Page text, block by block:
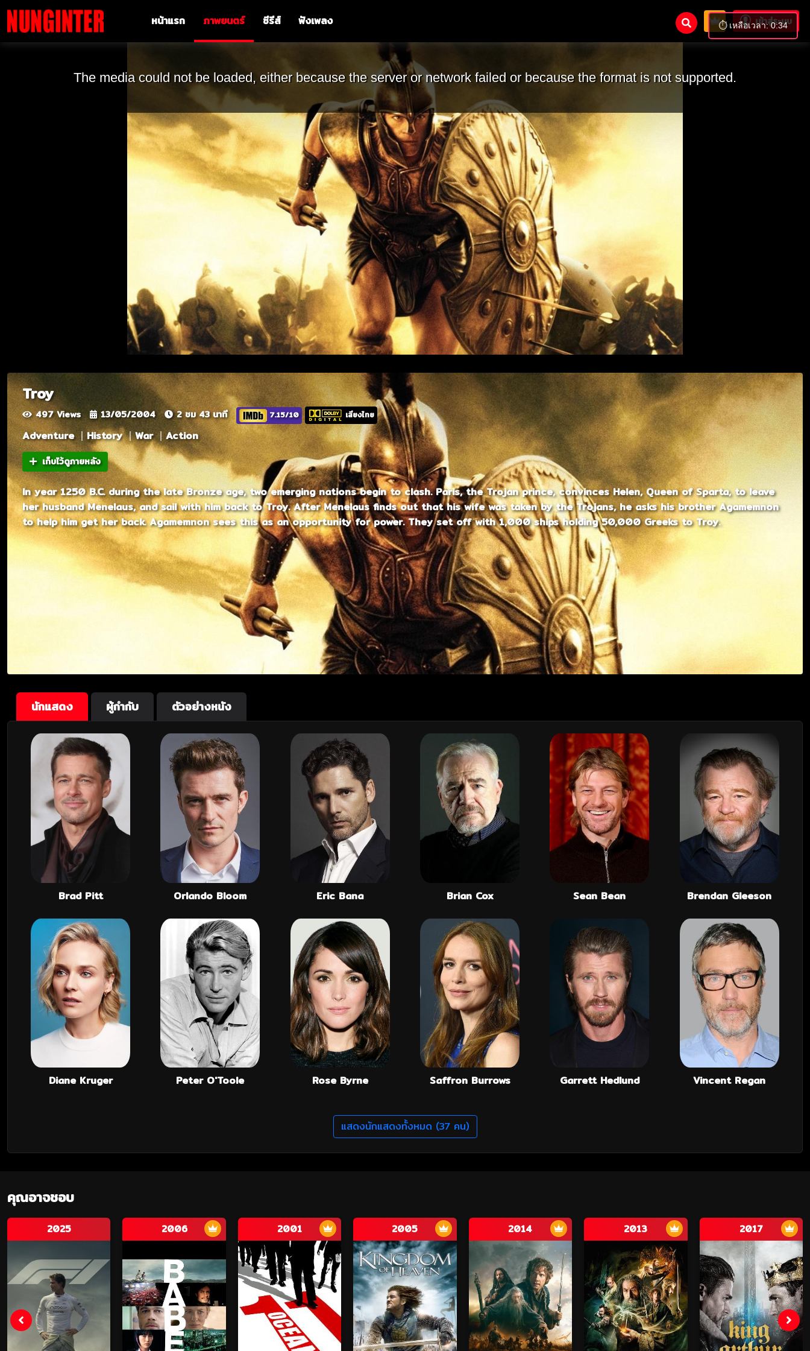
หน้าแรก ภาพยนตร์ ซีรีส์ ฟังเพลง เข้าสู่ระบบ
The media could not be loaded, either because the server or network failed or because the format is not supported.
Troy
497 Views 13/05/2004 2 ชม 43 นาที 7.15/10 เสียงไทย
Adventure History War Action
เก็บไว้ดูภายหลัง
In year 1250 B.C. during the late Bronze age, two emerging nations begin to clash. Paris, the Trojan prince, convinces Helen, Queen of Sparta, to leave
her husband Menelaus, and sail with him back to Troy. After Menelaus finds out that his wife was taken by the Trojans, he asks his brother Agamemnon
to help him get her back. Agamemnon sees this as an opportunity for power. They set off with 1,000 ships holding 50,000 Greeks to Troy.
นักแสดง ผู้กำกับ ตัวอย่างหนัง
Brad Pitt Orlando Bloom Eric Bana Brian Cox Sean Bean Brendan Gleeson
Diane Kruger Peter O'Toole Rose Byrne Saffron Burrows Garrett Hedlund Vincent Regan
แสดงนักแสดงทั้งหมด (37 คน)
คุณอาจชอบ
2025 2006 2001 2005 2014 2013 2017
⏱️ เหลือเวลา: 0:32